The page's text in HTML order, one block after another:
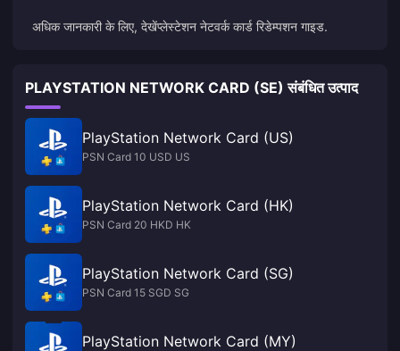
अधिक जानकारी के लिए, देखेंप्लेस्टेशन नेटवर्क कार्ड रिडेम्पशन गाइड.
PLAYSTATION NETWORK CARD (SE) संबंधित उत्पाद
PlayStation Network Card (US)
PSN Card 10 USD US
PlayStation Network Card (HK)
PSN Card 20 HKD HK
PlayStation Network Card (SG)
PSN Card 15 SGD SG
PlayStation Network Card (MY)